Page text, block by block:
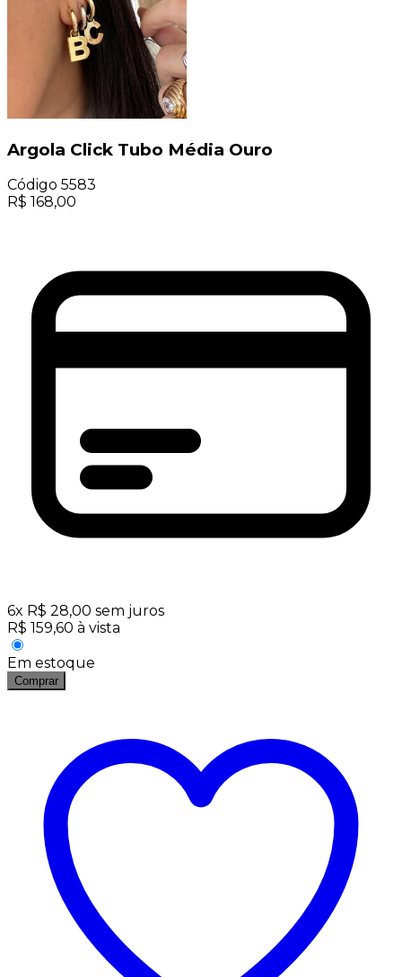
Argola Click Tubo Média Ouro
Código 5583
R$ 168,00
6x R$ 28,00 sem juros
R$ 159,60 à vista
Em estoque
Comprar